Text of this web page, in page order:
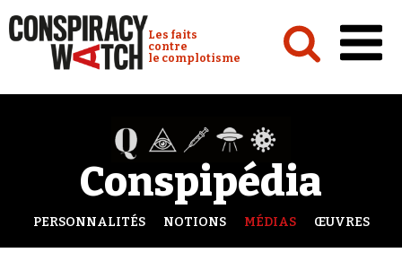
Conspiracy Watch :
Les faits
contre
le complotisme
Analyses
Conspipédia
Vidéos
Émissions
Conspipédia
PERSONNALITÉS NOTIONS MÉDIAS ŒUVRES